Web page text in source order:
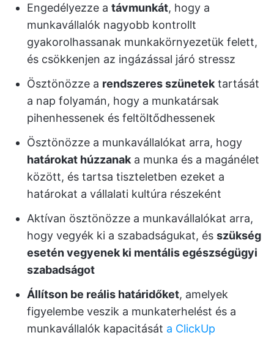
Engedélyezze a távmunkát, hogy a
munkavállalók nagyobb kontrollt
gyakorolhassanak munkakörnyezetük felett,
és csökkenjen az ingázással járó stressz
Ösztönözze a rendszeres szünetek tartását
a nap folyamán, hogy a munkatársak
pihenhessenek és feltöltődhessenek
Ösztönözze a munkavállalókat arra, hogy
határokat húzzanak a munka és a magánélet
között, és tartsa tiszteletben ezeket a
határokat a vállalati kultúra részeként
Aktívan ösztönözze a munkavállalókat arra,
hogy vegyék ki a szabadságukat, és szükség
esetén vegyenek ki mentális egészségügyi
szabadságot
Állítson be reális határidőket, amelyek
figyelembe veszik a munkaterhelést és a
munkavállalók kapacitását a ClickUp